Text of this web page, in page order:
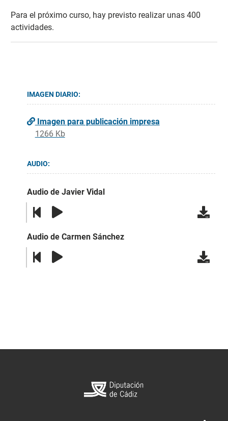
Para el próximo curso, hay previsto realizar unas 400
actividades.
IMAGEN DIARIO:
Imagen para publicación impresa
1266 Kb
AUDIO:
Audio de Javier Vidal
Audio de Carmen Sánchez